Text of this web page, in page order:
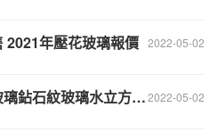
2022-05-02
2021年壓花玻璃報價
2022-05-02
玻璃水立方玻璃熱熔玻璃